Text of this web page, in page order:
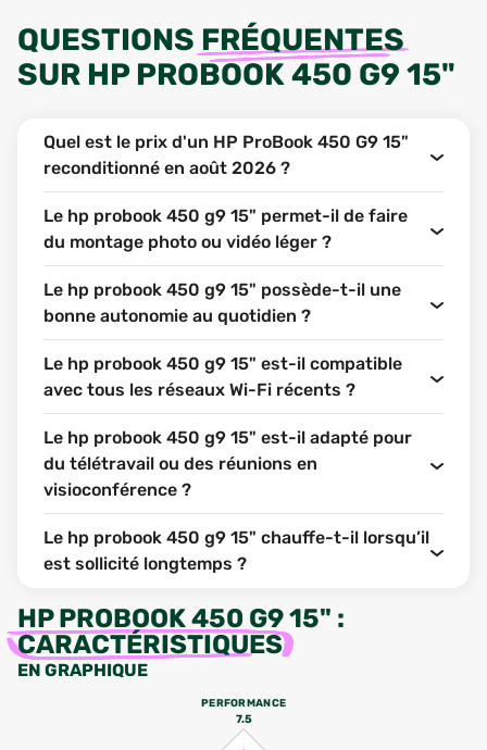
QUESTIONS FRÉQUENTES
SUR HP PROBOOK 450 G9 15"
Quel est le prix d'un HP ProBook 450 G9 15"
reconditionné en août 2026 ?
Le hp probook 450 g9 15" permet-il de faire
du montage photo ou vidéo léger ?
Le hp probook 450 g9 15" possède-t-il une
bonne autonomie au quotidien ?
Le hp probook 450 g9 15" est-il compatible
avec tous les réseaux Wi-Fi récents ?
Le hp probook 450 g9 15" est-il adapté pour
du télétravail ou des réunions en
visioconférence ?
Le hp probook 450 g9 15" chauffe-t-il lorsqu’il
est sollicité longtemps ?
HP PROBOOK 450 G9 15" :
CARACTÉRISTIQUES
EN GRAPHIQUE
PERFORMANCE
7.5